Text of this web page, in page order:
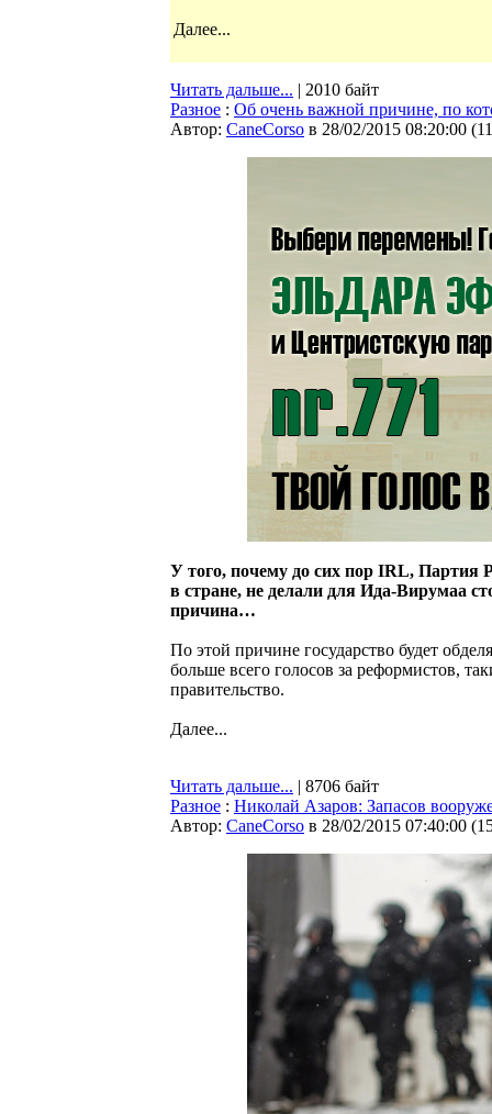
Далее...
Читать дальше... | 2010 байт
Разное : Об очень важной причине, по
Автор: CaneCorso в 28/02/2015 08:20:00 (
У того, почему до сих пор IRL, Партия
в стране, не делали для Ида-Вирумаа
причина…
По этой причине государство будет
больше всего голосов за реформистов,
правительство.
Далее...
Читать дальше... | 8706 байт
Разное : Николай Азаров: Запасов
Автор: CaneCorso в 28/02/2015 07:40:00 (